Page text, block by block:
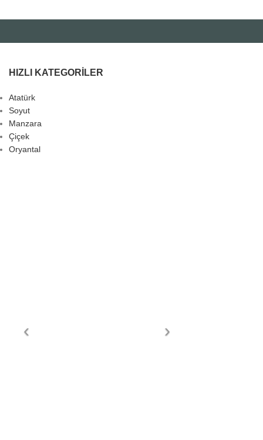
HIZLI KATEGORILER
Atatürk
Soyut
Manzara
Çiçek
Oryantal